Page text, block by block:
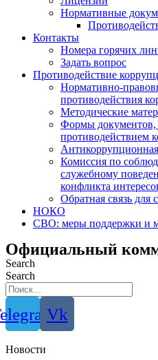
Нормативные
Контакты
Номера горячих
Задать вопрос
Противодействие
Нормативно-
противодействия
Методические
Формы документов,
противодействием
Антикоррупционная
Комиссия по
служебному
конфликта
Обратная связь для
НОКО
СВО: меры поддержки и
Официальный
Search
Search
Vk
Новости